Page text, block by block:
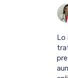
Lo